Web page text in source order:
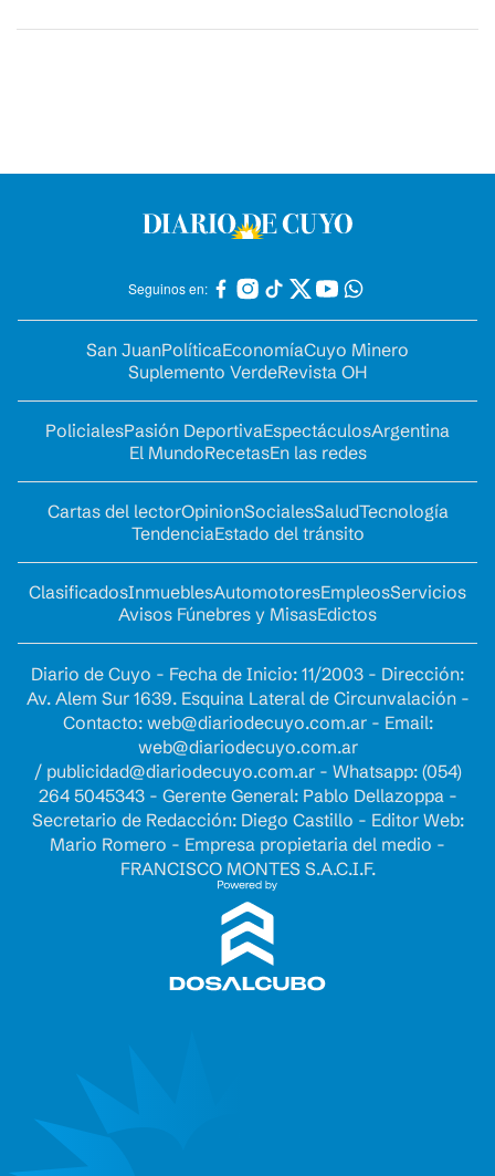
Seguinos en:
San JuanPolíticaEconomíaCuyo Minero
Suplemento VerdeRevista OH
PolicialesPasión DeportivaEspectáculosArgentina
El MundoRecetasEn las redes
Cartas del lectorOpinionSocialesSaludTecnología
TendenciaEstado del tránsito
ClasificadosInmueblesAutomotoresEmpleosServicios
Avisos Fúnebres y MisasEdictos
Diario de Cuyo - Fecha de Inicio: 11/2003 - Dirección:
Av. Alem Sur 1639. Esquina Lateral de Circunvalación -
Contacto: web@diariodecuyo.com.ar- Email:
web@diariodecuyo.com.ar
/ publicidad@diariodecuyo.com.ar- Whatsapp: (054)
264 5045343 - Gerente General: Pablo Dellazoppa -
Secretario de Redacción: Diego Castillo - Editor Web:
Mario Romero - Empresa propietaria del medio -
FRANCISCO MONTES S.A.C.I.F.